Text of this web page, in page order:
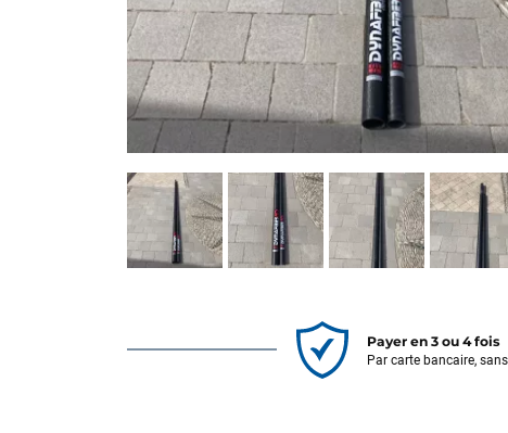
Payer en 3 ou 4 fois
Par carte bancaire,